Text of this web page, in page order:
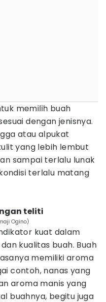
memilih buah
dengan jenisnya.
atau alpukat
yang lebih lembut
sampai terlalu lunak
terlalu matang
teliti
Ogino)
kuat dalam
kualitas buah. Buah
memiliki aroma
contoh, nanas yang
aroma manis yang
buahnya, begitu juga